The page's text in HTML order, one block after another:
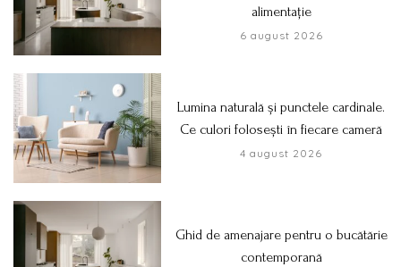
alimentație
6 august 2026
Lumina naturală și punctele cardinale.
Ce culori folosești în fiecare cameră
4 august 2026
Ghid de amenajare pentru o bucătărie
contemporană